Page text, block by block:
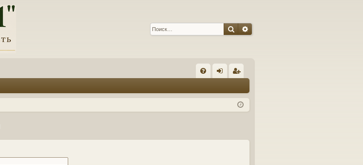
ПоискРасширенный поиск
Q д ис